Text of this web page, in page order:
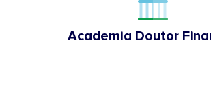
Academia Doutor